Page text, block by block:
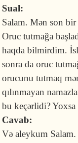
Sual:
Salam. Mən son bir
Oruc tutmağa
haqda bilmirdim.
sonra da oruc
orucunu tutmaq
qılınmayan
bu keçərlidi? Yoxsa
Cavab:
Və aleykum